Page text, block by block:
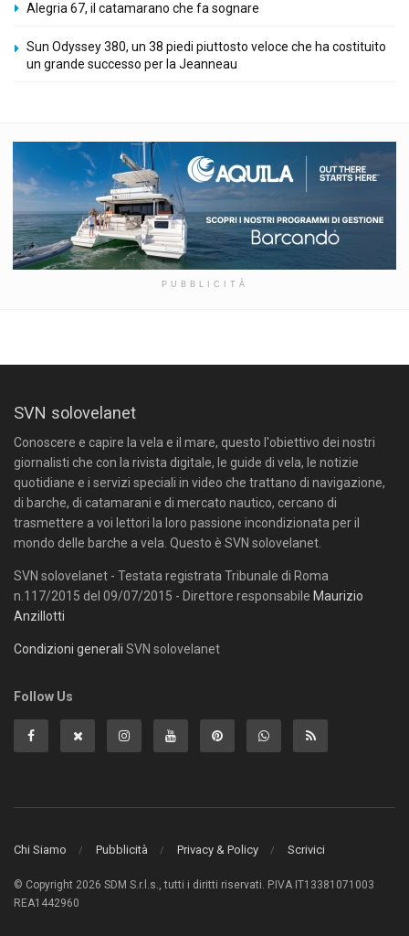
Alegria 67, il catamarano che fa sognare
Sun Odyssey 380, un 38 piedi piuttosto veloce che ha costituito
un grande successo per la Jeanneau
PUBBLICITÀ
SVN solovelanet
Conoscere e capire la vela e il mare, questo l'obiettivo dei nostri
giornalisti che con la rivista digitale, le guide di vela, le notizie
quotidiane e i servizi speciali in video che trattano di navigazione,
di barche, di catamarani e di mercato nautico, cercano di
trasmettere a voi lettori la loro passione incondizionata per il
mondo delle barche a vela. Questo è SVN solovelanet.
SVN solovelanet - Testata registrata Tribunale di Roma
n.117/2015 del 09/07/2015 - Direttore responsabile Maurizio
Anzillotti
Condizioni generali SVN solovelanet
Follow Us
Chi Siamo Pubblicità Privacy & Policy Scrivici
© Copyright 2026 SDM S.r.l.s., tutti i diritti riservati. P.IVA IT13381071003
REA1442960